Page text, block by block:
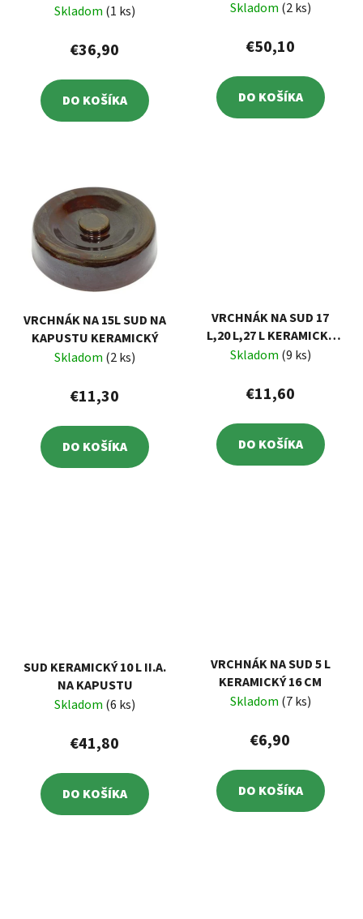
Skladom (1 ks)
€36,90
DO KOŠÍKA
Skladom (2 ks)
€50,10
DO KOŠÍKA
VRCHNÁK NA 15L SUD NA
KAPUSTU KERAMICKÝ
Skladom (2 ks)
€11,30
DO KOŠÍKA
VRCHNÁK NA SUD 17
L,20 L,27 L KERAMICKÝ
23 CM
Skladom (9 ks)
€11,60
DO KOŠÍKA
SUD KERAMICKÝ 10 L II.A.
NA KAPUSTU
Skladom (6 ks)
€41,80
DO KOŠÍKA
VRCHNÁK NA SUD 5 L
KERAMICKÝ 16 CM
Skladom (7 ks)
€6,90
DO KOŠÍKA